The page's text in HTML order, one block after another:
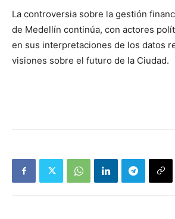
La controversia sobre la gestión
de Medellín continúa, con actores
en sus interpretaciones de los datos
visiones sobre el futuro de la Ciudad.